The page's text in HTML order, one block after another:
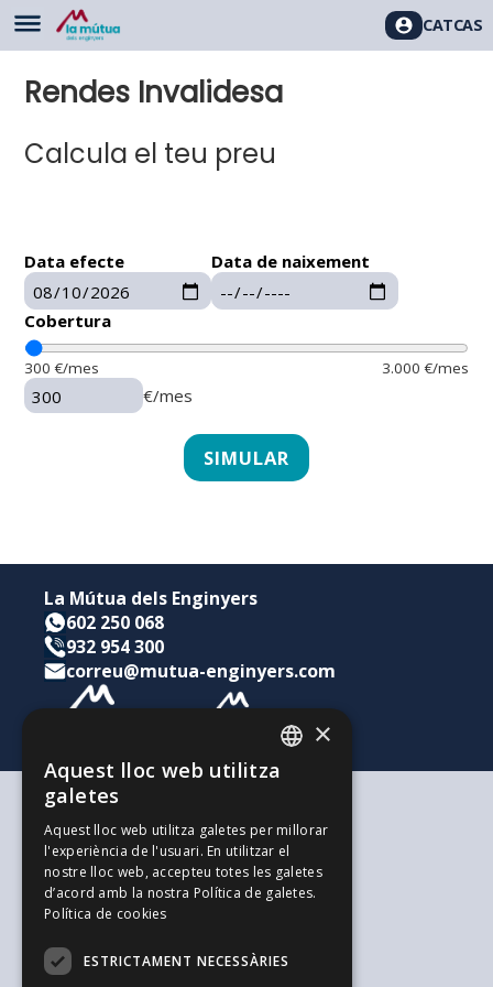
CATCAS
Rendes Invalidesa
Calcula el teu preu
Data efecte Data de naixement
Cobertura
300 €/mes 3.000 €/mes
€/mes
La Mútua dels Enginyers
602 250 068
932 954 300
correu@mutua-enginyers.com
Segons les teves necessitats
Per a tu i la teva família
Per als teus estalvis i inversions
Per a la teva empresa
L'alternativa als Autònoms
Treballa amb nosaltres
El Blog de l'Enginyeria
ENGLISH
×
Aquest lloc web utilitza
galetes
Aquest lloc web utilitza galetes per millorar
l'experiència de l'usuari. En utilitzar el
nostre lloc web, accepteu totes les galetes
d’acord amb la nostra Política de galetes.
Política de cookies
ESTRICTAMENT NECESSÀRIES